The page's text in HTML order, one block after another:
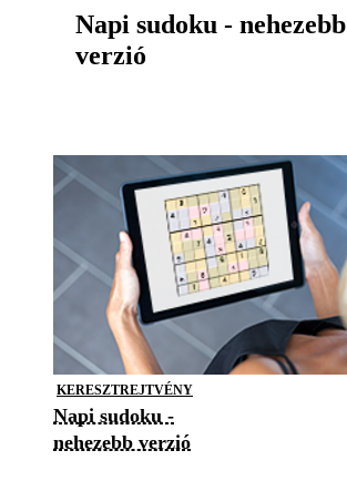
Napi sudoku - nehezebb
verzió
KERESZTREJTVÉNY
Napi sudoku -
nehezebb verzió